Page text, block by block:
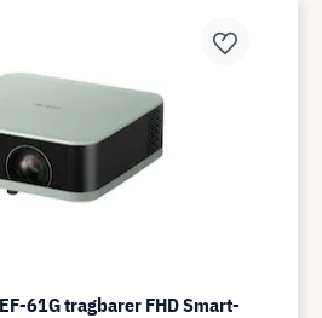
61G tragbarer FHD Smart-